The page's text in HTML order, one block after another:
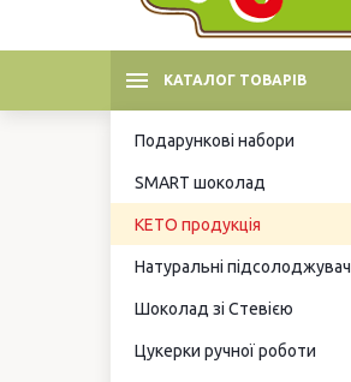
КАТАЛОГ ТОВАРІВ
Подарункові набори
SMART шоколад
КЕТО продукція
Натуральні
Шоколад зі Стевією
Цукерки ручної роботи